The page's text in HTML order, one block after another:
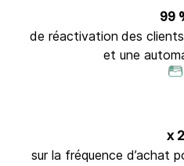
99
de réactivation des
et une
x 2
sur la fréquence d’achat